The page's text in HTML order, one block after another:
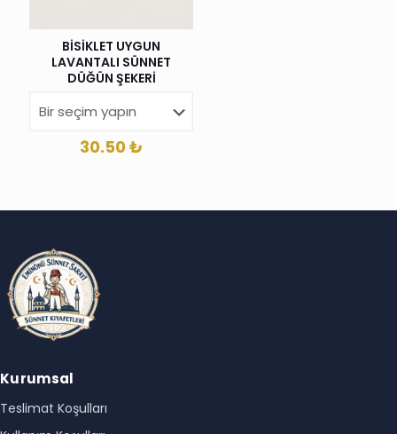
BİSİKLET UYGUN
LAVANTALI SÜNNET
DÜĞÜN ŞEKERİ
30.50₺
Kurumsal
Teslimat Koşulları